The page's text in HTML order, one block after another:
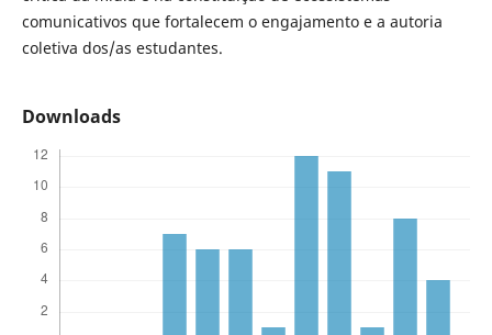
comunicativos que fortalecem o engajamento e a autoria
coletiva dos/as estudantes.
Downloads